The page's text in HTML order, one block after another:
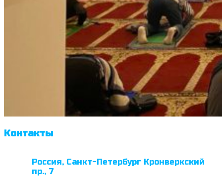
Контакты
Россия, Санкт-Петербург Кронверкский
пр., 7